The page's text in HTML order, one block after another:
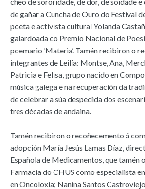
de gañar a Cuncha de Ouro do Festival
poeta e activista cultural Yolanda
galardoada co Premio Nacional de
poemario ‘Materia’. Tamén recibiron o
integrantes de Leilía: Montse, Ana,
Patricia e Felisa, grupo nacido en
música galega e na recuperación da
de celebrar a súa despedida dos
tres décadas de andaina.
Tamén recibiron o recoñecemento á
adopción María Jesús Lamas Díaz,
Española de Medicamentos, que tamén
Farmacia do CHUS como especialista
en Oncoloxía; Nanina Santos